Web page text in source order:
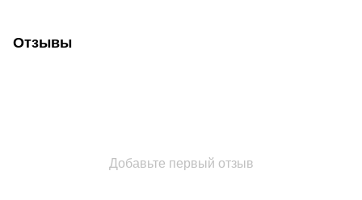
Отзывы
Добавьте первый отзыв